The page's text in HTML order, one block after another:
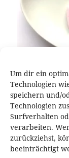
Um dir ein
Technologien
speichern und/
Technologien
Surfverhalten
verarbeiten.
zurückziehst,
beeinträchtigt
Veröffentlicht
am
3. April 2016
Schreibe